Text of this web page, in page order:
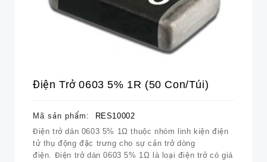
Điện Trở 0603 5% 1R (50 Con/túi)
Mã sản phẩm:
RES10002
Điện trở dán 0603 5% 1Ω thuộc nhóm linh kiện điện
tử thụ động đặc trưng cho sự cản trở dòng
điện. Điện trở dán 0603 5% 1Ω là loại điện trở có giá